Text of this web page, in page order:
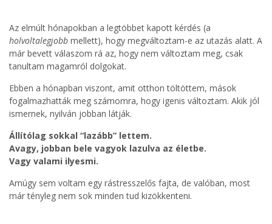
Az elmúlt hónapokban a legtöbbet kapott kérdés (a
holvoltalegjobb mellett), hogy megváltoztam-e az utazás alatt. A
már bevett válaszom rá az, hogy nem változtam meg, csak
tanultam magamról dolgokat.
Ebben a hónapban viszont, amit otthon töltöttem, mások
fogalmazhatták meg számomra, hogy igenis változtam. Akik jól
ismernek, nyilván jobban látják.
Állítólag sokkal “lazább” lettem.
Avagy, jobban bele vagyok lazulva az életbe.
Vagy valami ilyesmi.
Amúgy sem voltam egy rástresszelős fajta, de valóban, most
már tényleg nem sok minden tud kizökkenteni.